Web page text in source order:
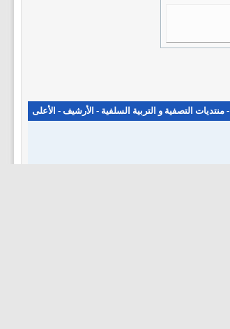
- منتديات التصفية و التربية السلفية - الأرشيف - الأعلى